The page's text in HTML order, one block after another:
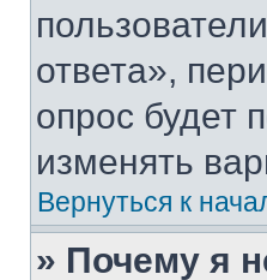
ответа»,
опрос будет
изменять
Вернуться к
» Почему я